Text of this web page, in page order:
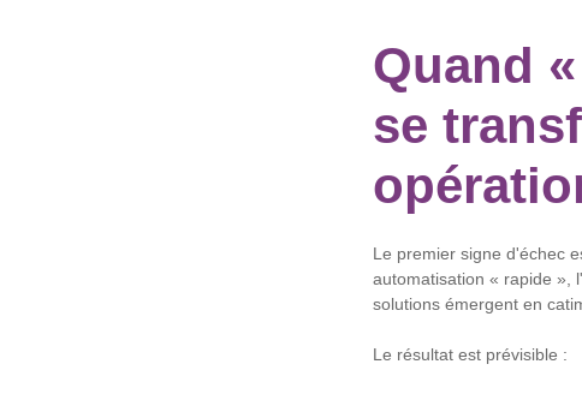
Quand
se
Le premier signe d'échec
automatisation « rapide »,
solutions émergent en
Le résultat est prévisible :